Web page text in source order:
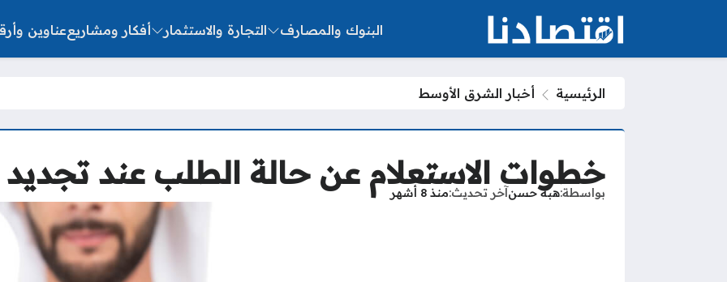
البنوك والمصارف التجارة والاستثمار أفكار ومشاريععناوين
الرئيسية أخبار الشرق الأوسط
خطوات الاستعلام عن حالة الطلب عند تجديد
بواسطةهبة حسنآخر تحديث منذ 8 أشهر